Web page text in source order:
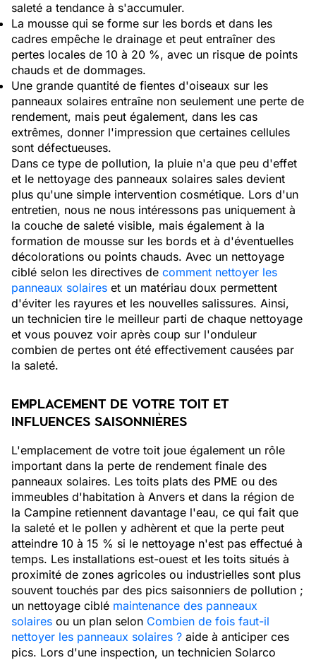
saleté a tendance à s'accumuler.
La mousse qui se forme sur les bords et dans les
cadres empêche le drainage et peut entraîner des
pertes locales de 10 à 20 %, avec un risque de points
chauds et de dommages.
Une grande quantité de fientes d'oiseaux sur les
panneaux solaires entraîne non seulement une perte de
rendement, mais peut également, dans les cas
extrêmes, donner l'impression que certaines cellules
sont défectueuses.
Dans ce type de pollution, la pluie n'a que peu d'effet
et le nettoyage des panneaux solaires sales devient
plus qu'une simple intervention cosmétique. Lors d'un
entretien, nous ne nous intéressons pas uniquement à
la couche de saleté visible, mais également à la
formation de mousse sur les bords et à d'éventuelles
décolorations ou points chauds. Avec un nettoyage
ciblé selon les directives de comment nettoyer les
panneaux solaires et un matériau doux permettent
d'éviter les rayures et les nouvelles salissures. Ainsi,
un technicien tire le meilleur parti de chaque nettoyage
et vous pouvez voir après coup sur l'onduleur
combien de pertes ont été effectivement causées par
la saleté.
EMPLACEMENT DE VOTRE TOIT ET
INFLUENCES SAISONNIÈRES
L'emplacement de votre toit joue également un rôle
important dans la perte de rendement finale des
panneaux solaires. Les toits plats des PME ou des
immeubles d'habitation à Anvers et dans la région de
la Campine retiennent davantage l'eau, ce qui fait que
la saleté et le pollen y adhèrent et que la perte peut
atteindre 10 à 15 % si le nettoyage n'est pas effectué à
temps. Les installations est-ouest et les toits situés à
proximité de zones agricoles ou industrielles sont plus
souvent touchés par des pics saisonniers de pollution ;
un nettoyage ciblé maintenance des panneaux
solaires ou un plan selon Combien de fois faut-il
nettoyer les panneaux solaires ? aide à anticiper ces
pics. Lors d'une inspection, un technicien Solarco